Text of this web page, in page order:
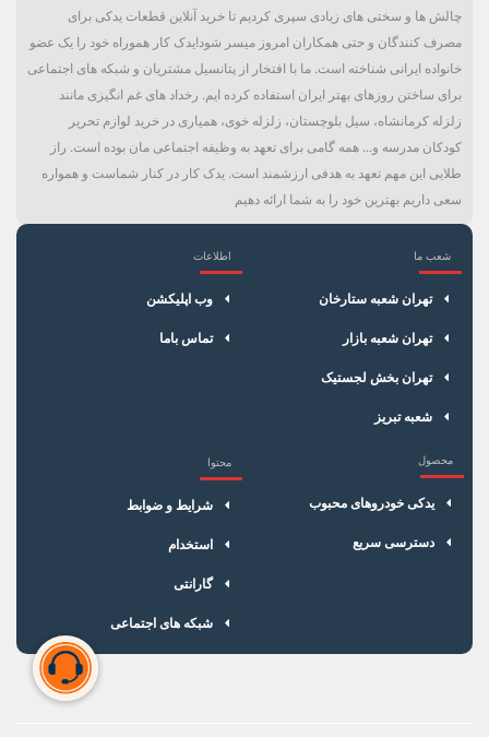
چالش ها و سختی های زیادی سپری کردیم تا خرید آنلاین قطعات یدکی برای
مصرف کنندگان و حتی همکاران امروز میسر شود!یدک کار هموراه خود را یک عضو
خانواده ایرانی شناخته است. ما با افتخار از پتانسیل مشتریان و شبکه های اجتماعی
برای ساختن روزهای بهتر ایران استفاده کرده ایم. رخداد های غم انگیزی مانند
زلزله کرمانشاه، سیل بلوچستان، زلزله خوی، همیاری در خرید لوازم تحریر
کودکان مدرسه و... همه گامی برای تعهد به وظیفه اجتماعی مان بوده است. راز
طلایی این مهم تعهد به هدفی ارزشمند است. یدک کار در کنار شماست و همواره
سعی داریم بهترین خود را به شما ارائه دهیم
شعب ما
تهران شعبه ستارخان
تهران شعبه بازار
تهران بخش لجستیک
شعبه تبریز
اطلاعات
وب اپلیکشن
تماس باما
محصول
یدکی خودروهای محبوب
دسترسی سریع
محتوا
شرایط و ضوابط
استخدام
گارانتی
شبکه های اجتماعی
×